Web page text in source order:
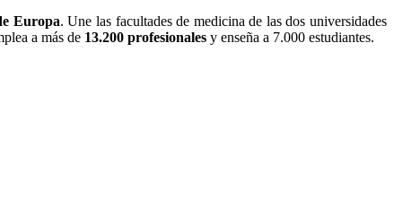
Europa. Une las facultades de medicina de las dos universidades
a más de 13.200 profesionales y enseña a 7.000 estudiantes.